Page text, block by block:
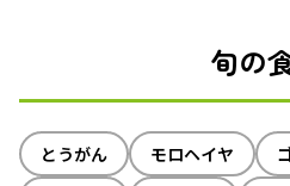
旬の
とうがん モロヘイヤ